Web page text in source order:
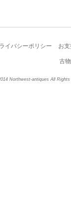
イバシーポリシー お
古
Northwest-antiques All